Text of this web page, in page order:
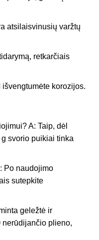
atsilaisvinusių varžtų
retkarčiais
korozijos.
A: Taip, dėl
svorio puikiai tinka
Po naudojimo
sutepkite
geležtė ir
nerūdijančio plieno,